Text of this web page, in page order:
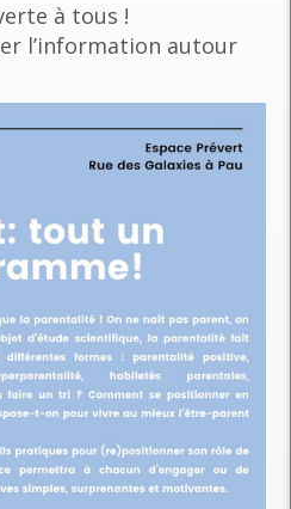
à tous !
l’information autour